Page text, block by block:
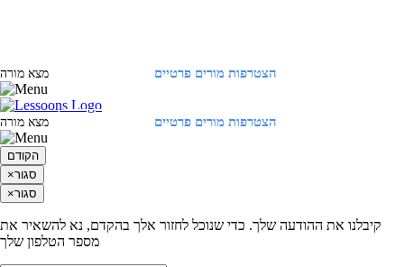
הצטרפות מורים פרטיים מצא מורה
הצטרפות מורים פרטיים מצא מורה
הקודם
×סגור
×סגור
קיבלנו את ההודעה שלך. כדי שנוכל לחזור אלך בהקדם, נא להשאיר את
מספר הטלפון שלך